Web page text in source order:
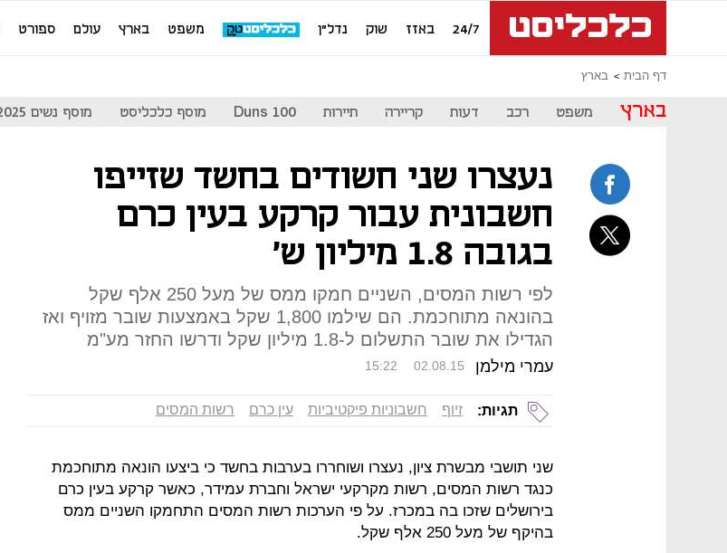
24/7 באזז שוק נדל"ן משפט בארץ עולם ספורט
דף הבית בארץ
בארץ משפט רכב דעות קריירה תיירות Duns 100 מוסף כלכליסט מוסף נשים 2025
נעצרו שני חשודים בחשד שזייפו
חשבונית עבור קרקע בעין כרם
בגובה 1.8 מיליון ש'
לפי רשות המסים, השניים חמקו ממס של מעל 250 אלף שקל
בהונאה מתוחכמת. הם שילמו 1,800 שקל באמצעות שובר מזויף ואז
הגדילו את שובר התשלום ל-1.8 מיליון שקל ודרשו החזר מע"מ
עמרי מילמן 15:22 02.08.15
תגיות: זיוף חשבוניות פיקטיביות עין כרם רשות המסים
שני תושבי מבשרת ציון, נעצרו ושוחררו בערבות בחשד כי ביצעו הונאה מתוחכמת
כנגד רשות המסים, רשות מקרקעי ישראל וחברת עמידר, כאשר קרקע בעין כרם
בירושלים שזכו בה במכרז. על פי הערכות רשות המסים התחמקו השניים ממס
בהיקף של מעל 250 אלף שקל.